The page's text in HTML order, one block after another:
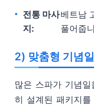
전통 마사
지:
베트남
풀어줍
2) 맞춤형 기념
많은 스파가 기념
히 설계된 패키지